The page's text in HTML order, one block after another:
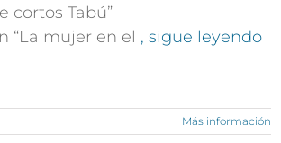
cortos Tabú”
“La mujer en el , sigue leyendo
Más información